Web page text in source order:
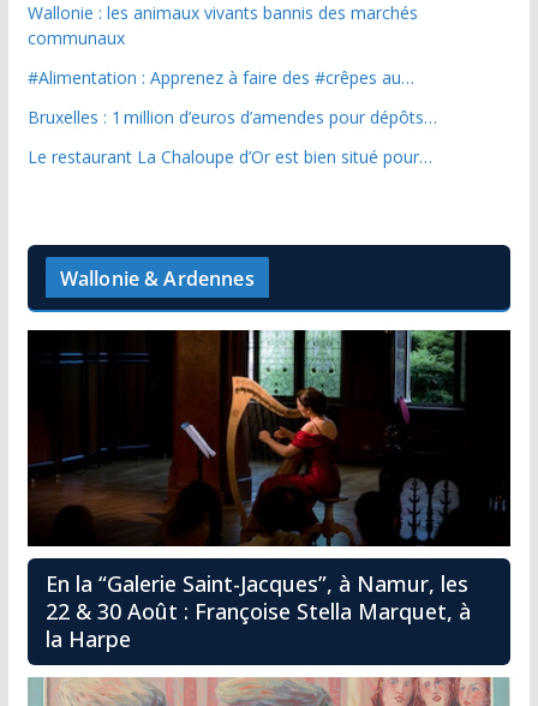
Wallonie : les animaux vivants bannis des marchés
communaux
#Alimentation : Apprenez à faire des #crêpes au…
Bruxelles : 1 million d’euros d’amendes pour dépôts…
Le restaurant La Chaloupe d’Or est bien situé pour…
Wallonie & Ardennes
En la “Galerie Saint-Jacques”, à Namur, les
22 & 30 Août : Françoise Stella Marquet, à
la Harpe